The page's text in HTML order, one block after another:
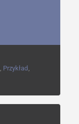
, Przykład ,